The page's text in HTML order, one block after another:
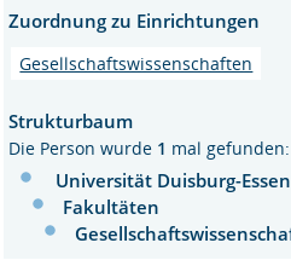
Zuordnung zu Einrichtungen
Gesellschaftswissenschaften
Strukturbaum
Die Person wurde 1 mal gefunden:
Universität Duisburg-Essen
Fakultäten